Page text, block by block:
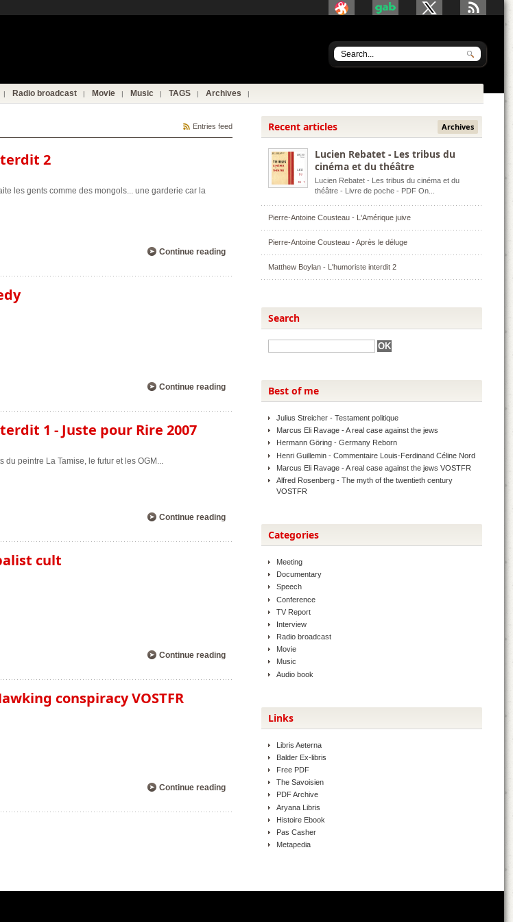
Radio broadcast Movie Music TAGS Archives
Entries feed
2
les gents comme des mongols... une garderie car la
Continue reading
Continue reading
1 - Juste pour Rire 2007
peintre La Tamise, le futur et les OGM...
Continue reading
cult
Continue reading
conspiracy VOSTFR
Continue reading
Recent articles Archives
Lucien Rebatet - Les tribus du
cinéma et du théâtre
Lucien Rebatet - Les tribus du cinéma et du
théâtre - Livre de poche - PDF On...
Pierre-Antoine Cousteau - L'Amérique juive
Pierre-Antoine Cousteau - Après le déluge
Matthew Boylan - L'humoriste interdit 2
Search
Best of me
Julius Streicher - Testament politique
Marcus Eli Ravage - A real case against the jews
Hermann Göring - Germany Reborn
Henri Guillemin - Commentaire Louis-Ferdinand Céline Nord
Marcus Eli Ravage - A real case against the jews VOSTFR
Alfred Rosenberg - The myth of the twentieth century
VOSTFR
Categories
Meeting
Documentary
Speech
Conference
TV Report
Interview
Radio broadcast
Movie
Music
Audio book
Links
Libris Aeterna
Balder Ex-libris
Free PDF
The Savoisien
PDF Archive
Aryana Libris
Histoire Ebook
Pas Casher
Metapedia